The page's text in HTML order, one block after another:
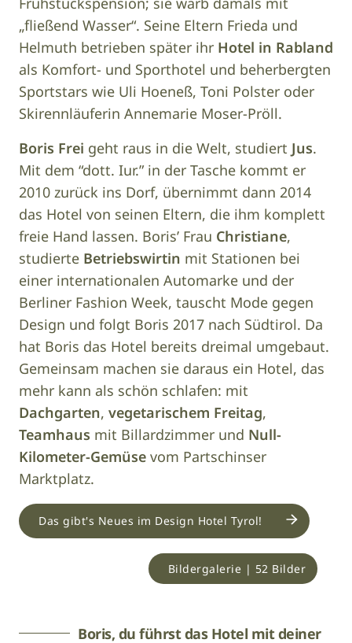
„fließend Wasser“. Seine Eltern Frieda und
Helmuth betrieben später ihr Hotel in Rabland
als Komfort- und Sporthotel und beherbergten
Sportstars wie Uli Hoeneß, Toni Polster oder
Skirennläuferin Annemarie Moser-Pröll.
Boris Frei geht raus in die Welt, studiert Jus.
Mit dem “dott. Iur.” in der Tasche kommt er
2010 zurück ins Dorf, übernimmt dann 2014
das Hotel von seinen Eltern, die ihm komplett
freie Hand lassen. Boris’ Frau Christiane,
studierte Betriebswirtin mit Stationen bei
einer internationalen Automarke und der
Berliner Fashion Week, tauscht Mode gegen
Design und folgt Boris 2017 nach Südtirol. Da
hat Boris das Hotel bereits dreimal umgebaut.
Gemeinsam machen sie daraus ein Hotel, das
mehr kann als schön schlafen: mit
Dachgarten, vegetarischem Freitag,
Teamhaus mit Billardzimmer und Null-
Kilometer-Gemüse vom Partschinser
Marktplatz.
Das gibt's Neues im Design Hotel Tyrol!
Bildergalerie | 52 Bilder
Boris, du führst das Hotel mit deiner